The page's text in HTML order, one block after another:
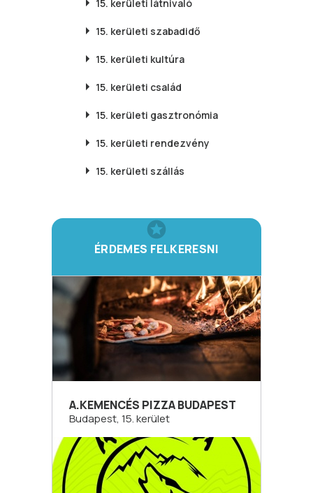
15. kerületi látnivaló
15. kerületi szabadidő
15. kerületi kultúra
15. kerületi család
15. kerületi gasztronómia
15. kerületi rendezvény
15. kerületi szállás
ÉRDEMES FELKERESNI
A.KEMENCÉS PIZZA BUDAPEST
Budapest, 15. kerület